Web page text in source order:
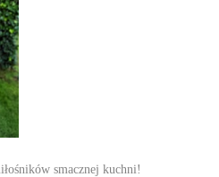
smacznej kuchni!